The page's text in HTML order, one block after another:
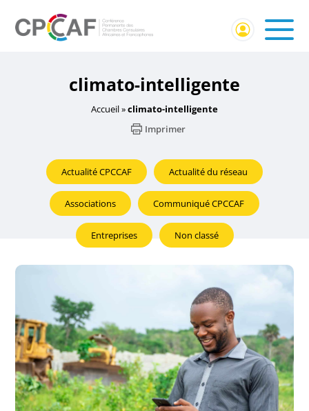
climato-intelligente
Accueil»climato-intelligente
Imprimer
Actualité CPCCAF Actualité du réseau
Associations Communiqué CPCCAF
Entreprises Non classé